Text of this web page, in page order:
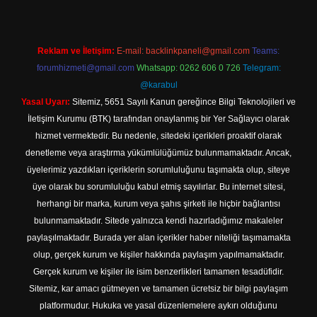
Reklam ve İletişim: E-mail: backlinkpaneli@gmail.com Teams:
forumhizmeti@gmail.com Whatsapp: 0262 606 0 726 Telegram:
@karabul
Yasal Uyarı: Sitemiz, 5651 Sayılı Kanun gereğince Bilgi Teknolojileri ve
İletişim Kurumu (BTK) tarafından onaylanmış bir Yer Sağlayıcı olarak
hizmet vermektedir. Bu nedenle, sitedeki içerikleri proaktif olarak
denetleme veya araştırma yükümlülüğümüz bulunmamaktadır. Ancak,
üyelerimiz yazdıkları içeriklerin sorumluluğunu taşımakta olup, siteye
üye olarak bu sorumluluğu kabul etmiş sayılırlar. Bu internet sitesi,
herhangi bir marka, kurum veya şahıs şirketi ile hiçbir bağlantısı
bulunmamaktadır. Sitede yalnızca kendi hazırladığımız makaleler
paylaşılmaktadır. Burada yer alan içerikler haber niteliği taşımamakta
olup, gerçek kurum ve kişiler hakkında paylaşım yapılmamaktadır.
Gerçek kurum ve kişiler ile isim benzerlikleri tamamen tesadüfidir.
Sitemiz, kar amacı gütmeyen ve tamamen ücretsiz bir bilgi paylaşım
platformudur. Hukuka ve yasal düzenlemelere aykırı olduğunu